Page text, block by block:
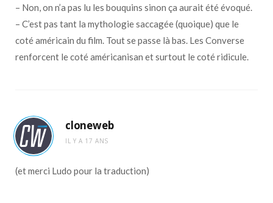
– Non, on n’a pas lu les bouquins sinon ça aurait été évoqué.
– C’est pas tant la mythologie saccagée (quoique) que le
coté américain du film. Tout se passe là bas. Les Converse
renforcent le coté américanisan et surtout le coté ridicule.
cloneweb
IL Y A 17 ANS
(et merci Ludo pour la traduction)